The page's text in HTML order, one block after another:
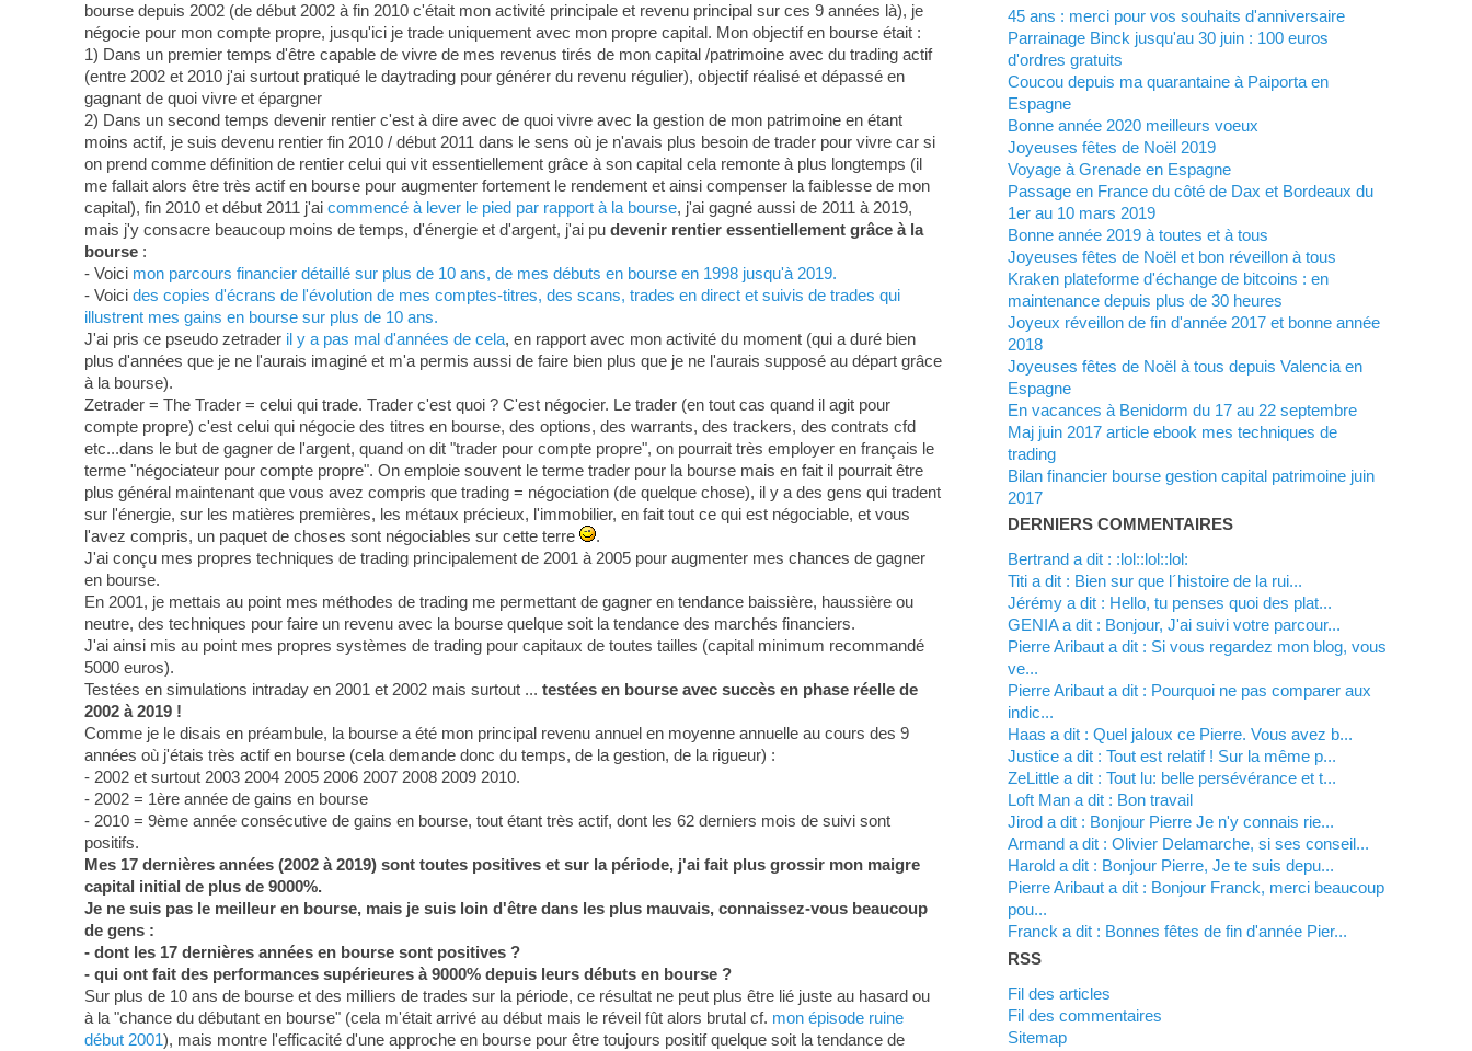
bourse depuis 2002 (de début 2002 à fin 2010 c'était mon activité principale et revenu principal sur ces 9 années là), je
négocie pour mon compte propre, jusqu'ici je trade uniquement avec mon propre capital. Mon objectif en bourse était :
1) Dans un premier temps d'être capable de vivre de mes revenus tirés de mon capital /patrimoine avec du trading actif
(entre 2002 et 2010 j'ai surtout pratiqué le daytrading pour générer du revenu régulier), objectif réalisé et dépassé en
gagnant de quoi vivre et épargner
2) Dans un second temps devenir rentier c'est à dire avec de quoi vivre avec la gestion de mon patrimoine en étant
moins actif, je suis devenu rentier fin 2010 / début 2011 dans le sens où je n'avais plus besoin de trader pour vivre car si
on prend comme définition de rentier celui qui vit essentiellement grâce à son capital cela remonte à plus longtemps (il
me fallait alors être très actif en bourse pour augmenter fortement le rendement et ainsi compenser la faiblesse de mon
capital), fin 2010 et début 2011 j'ai commencé à lever le pied par rapport à la bourse, j'ai gagné aussi de 2011 à 2019,
mais j'y consacre beaucoup moins de temps, d'énergie et d'argent, j'ai pu devenir rentier essentiellement grâce à la
bourse:
- Voici mon parcours financier détaillé sur plus de 10 ans, de mes débuts en bourse en 1998 jusqu'à 2019.
- Voici des copies d'écrans de l'évolution de mes comptes-titres, des scans, trades en direct et suivis de trades qui
illustrent mes gains en bourse sur plus de 10 ans.
J'ai pris ce pseudo zetrader il y a pas mal d'années de cela, en rapport avec mon activité du moment (qui a duré bien
plus d'années que je ne l'aurais imaginé et m'a permis aussi de faire bien plus que je ne l'aurais supposé au départ grâce
à la bourse).
Zetrader = The Trader = celui qui trade. Trader c'est quoi ? C'est négocier. Le trader (en tout cas quand il agit pour
compte propre) c'est celui qui négocie des titres en bourse, des options, des warrants, des trackers, des contrats cfd
etc...dans le but de gagner de l'argent, quand on dit "trader pour compte propre", on pourrait très employer en français le
terme "négociateur pour compte propre". On emploie souvent le terme trader pour la bourse mais en fait il pourrait être
plus général maintenant que vous avez compris que trading = négociation (de quelque chose), il y a des gens qui tradent
sur l'énergie, sur les matières premières, les métaux précieux, l'immobilier, en fait tout ce qui est négociable, et vous
l'avez compris, un paquet de choses sont négociables sur cette terre
.
J'ai conçu mes propres techniques de trading principalement de 2001 à 2005 pour augmenter mes chances de gagner
en bourse.
En 2001, je mettais au point mes méthodes de trading me permettant de gagner en tendance baissière, haussière ou
neutre, des techniques pour faire un revenu avec la bourse quelque soit la tendance des marchés financiers.
J'ai ainsi mis au point mes propres systèmes de trading pour capitaux de toutes tailles (capital minimum recommandé
5000 euros).
Testées en simulations intraday en 2001 et 2002 mais surtout ... testées en bourse avec succès en phase réelle de
2002 à 2019 !
Comme je le disais en préambule, la bourse a été mon principal revenu annuel en moyenne annuelle au cours des 9
années où j'étais très actif en bourse (cela demande donc du temps, de la gestion, de la rigueur) :
- 2002 et surtout 2003 2004 2005 2006 2007 2008 2009 2010.
- 2002 = 1ère année de gains en bourse
- 2010 = 9ème année consécutive de gains en bourse, tout étant très actif, dont les 62 derniers mois de suivi sont
positifs.
Mes 17 dernières années (2002 à 2019) sont toutes positives et sur la période, j'ai fait plus grossir mon maigre
capital initial de plus de 9000%.
Je ne suis pas le meilleur en bourse, mais je suis loin d'être dans les plus mauvais, connaissez-vous beaucoup
de gens :
- dont les 17 dernières années en bourse sont positives ?
- qui ont fait des performances supérieures à 9000% depuis leurs débuts en bourse ?
Sur plus de 10 ans de bourse et des milliers de trades sur la période, ce résultat ne peut plus être lié juste au hasard ou
à la "chance du débutant en bourse" (cela m'était arrivé au début mais le réveil fût alors brutal cf. mon épisode ruine
début 2001), mais montre l'efficacité d'une approche en bourse pour être toujours positif quelque soit la tendance de
45 ans : merci pour vos souhaits d'anniversaire
Parrainage Binck jusqu'au 30 juin : 100 euros
d'ordres gratuits
Coucou depuis ma quarantaine à Paiporta en
Espagne
Bonne année 2020 meilleurs voeux
Joyeuses fêtes de Noël 2019
Voyage à Grenade en Espagne
Passage en France du côté de Dax et Bordeaux du
1er au 10 mars 2019
Bonne année 2019 à toutes et à tous
Joyeuses fêtes de Noël et bon réveillon à tous
Kraken plateforme d'échange de bitcoins : en
maintenance depuis plus de 30 heures
Joyeux réveillon de fin d'année 2017 et bonne année
2018
Joyeuses fêtes de Noël à tous depuis Valencia en
Espagne
En vacances à Benidorm du 17 au 22 septembre
Maj juin 2017 article ebook mes techniques de
trading
Bilan financier bourse gestion capital patrimoine juin
2017
DERNIERS COMMENTAIRES
Bertrand a dit : :lol::lol::lol:
titi a dit : Bien sur que l´histoire de la rui...
Jérémy a dit : Hello, tu penses quoi des plat...
GENIA a dit : Bonjour, J'ai suivi votre parcour...
Pierre Aribaut a dit : Si vous regardez mon blog, vous
ve...
Pierre Aribaut a dit : Pourquoi ne pas comparer aux
indic...
Haas a dit : Quel jaloux ce Pierre. Vous avez b...
justice a dit : Tout est relatif ! Sur la même p...
zeLittle a dit : Tout lu: belle persévérance et t...
Loft Man a dit : Bon travail
Jirod a dit : Bonjour Pierre Je n'y connais rie...
Armand a dit : Olivier Delamarche, si ses conseil...
harold a dit : Bonjour Pierre, Je te suis depu...
Pierre Aribaut a dit : Bonjour Franck, merci beaucoup
pou...
franck a dit : Bonnes fêtes de fin d'année Pier...
RSS
Fil des articles
Fil des commentaires
Sitemap